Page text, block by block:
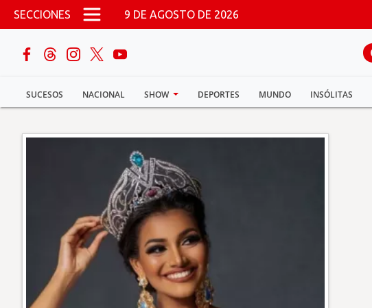
Pasar al contenido principal
SECCIONES 9 DE AGOSTO DE 2026
SUCESOS NACIONAL SHOW DEPORTES MUNDO INSÓLITAS
buscar
Sucesos
Nacional
Deportes
Mundo